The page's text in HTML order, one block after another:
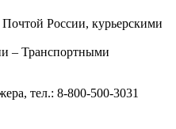
России, курьерскими
– Транспортными
тел.: 8-800-500-3031